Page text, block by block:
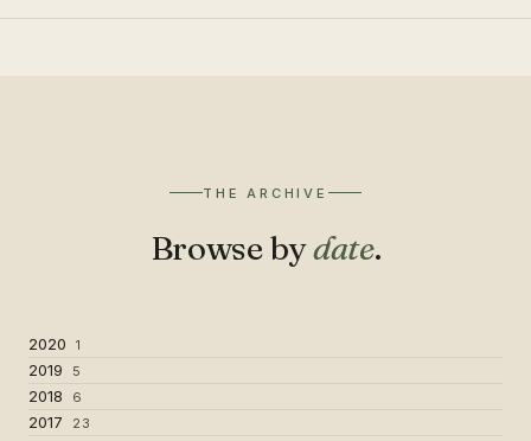
THE ARCHIVE
Browse bydate.
2020 1
2019 5
2018 6
2017 23